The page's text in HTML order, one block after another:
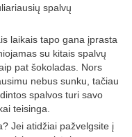
spalvų
laikais tapo gana įprasta
su kitais spalvų
pat šokoladas. Nors
nebus sunku, tačiau
spalvos turi savo
teisinga.
Jei atidžiai pažvelgsite į